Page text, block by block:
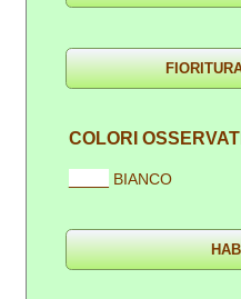
COLORI OSSERVATI
BIANCO